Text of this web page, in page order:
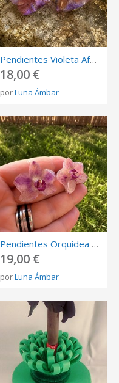
Pendientes Violeta Africana | Flor natural preservada en resina | Joyería botánica artesanal
18,00 €
porLuna Ámbar
Pendientes Orquídea | Flor natural preservada | Joyería botánica artesanal | Luna Ámbar
19,00 €
porLuna Ámbar